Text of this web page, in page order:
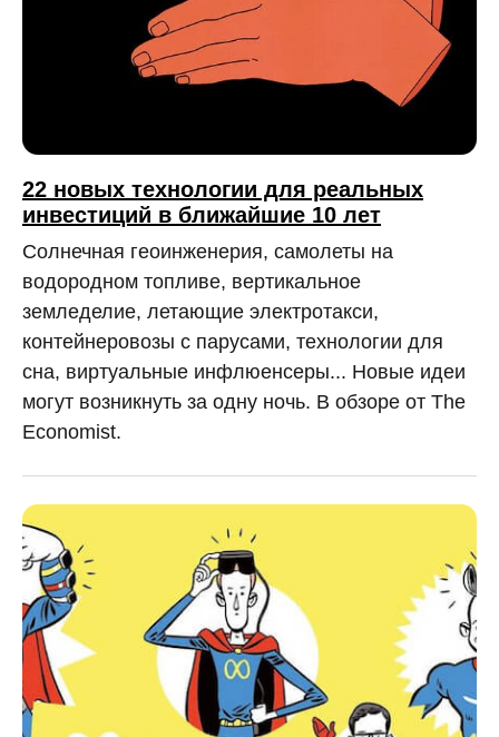
22 новых технологии для реальных
инвестиций в ближайшие 10 лет
Солнечная геоинженерия, самолеты на
водородном топливе, вертикальное
земледелие, летающие электротакси,
контейнеровозы с парусами, технологии для
сна, виртуальные инфлюенсеры... Новые идеи
могут возникнуть за одну ночь. В обзоре от The
Economist.